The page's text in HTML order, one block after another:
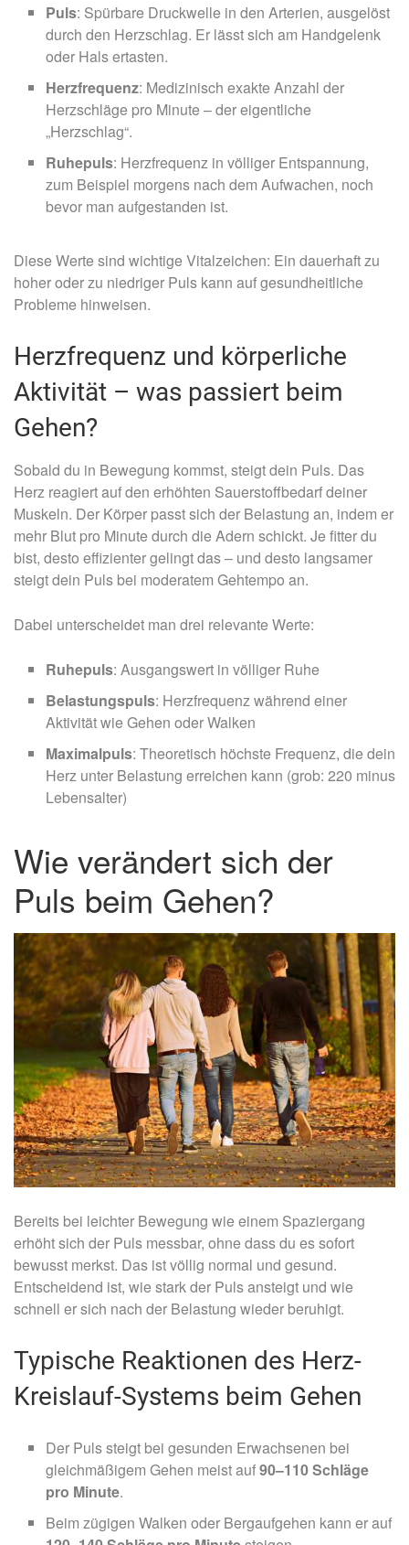
Puls: Spürbare Druckwelle in den Arterien, ausgelöst
durch den Herzschlag. Er lässt sich am Handgelenk
oder Hals ertasten.
Herzfrequenz: Medizinisch exakte Anzahl der
Herzschläge pro Minute – der eigentliche
„Herzschlag“.
Ruhepuls: Herzfrequenz in völliger Entspannung,
zum Beispiel morgens nach dem Aufwachen, noch
bevor man aufgestanden ist.
Diese Werte sind wichtige Vitalzeichen: Ein dauerhaft zu
hoher oder zu niedriger Puls kann auf gesundheitliche
Probleme hinweisen.
Herzfrequenz und körperliche
Aktivität – was passiert beim
Gehen?
Sobald du in Bewegung kommst, steigt dein Puls. Das
Herz reagiert auf den erhöhten Sauerstoffbedarf deiner
Muskeln. Der Körper passt sich der Belastung an, indem er
mehr Blut pro Minute durch die Adern schickt. Je fitter du
bist, desto effizienter gelingt das – und desto langsamer
steigt dein Puls bei moderatem Gehtempo an.
Dabei unterscheidet man drei relevante Werte:
Ruhepuls: Ausgangswert in völliger Ruhe
Belastungspuls: Herzfrequenz während einer
Aktivität wie Gehen oder Walken
Maximalpuls: Theoretisch höchste Frequenz, die dein
Herz unter Belastung erreichen kann (grob: 220 minus
Lebensalter)
Wie verändert sich der
Puls beim Gehen?
Bereits bei leichter Bewegung wie einem Spaziergang
erhöht sich der Puls messbar, ohne dass du es sofort
bewusst merkst. Das ist völlig normal und gesund.
Entscheidend ist, wie stark der Puls ansteigt und wie
schnell er sich nach der Belastung wieder beruhigt.
Typische Reaktionen des Herz-
Kreislauf-Systems beim Gehen
Der Puls steigt bei gesunden Erwachsenen bei
gleichmäßigem Gehen meist auf90–110 Schläge
pro Minute.
Beim zügigen Walken oder Bergaufgehen kann er auf